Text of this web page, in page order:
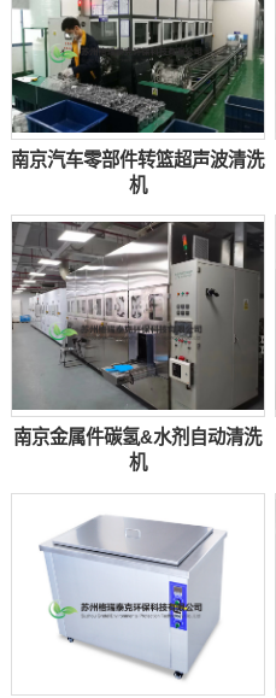
南京汽车零部件转篮超声波清洗
机
南京金属件碳氢&水剂自动清洗
机